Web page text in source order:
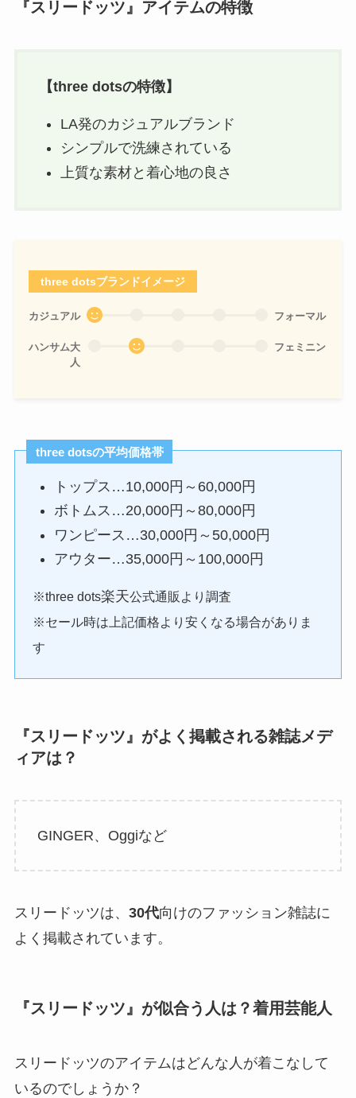
『スリードッツ』アイテムの特徴
【three dotsの特徴】
LA発のカジュアルブランド
シンプルで洗練されている
上質な素材と着心地の良さ
three dotsブランドイメージ
カジュアル フォーマル
ハンサム大
人
フェミニン
three dotsの平均価格帯
トップス…10,000円～60,000円
ボトムス…20,000円～80,000円
ワンピース…30,000円～50,000円
アウター…35,000円～100,000円
※three dots楽天公式通販より調査
※セール時は上記価格より安くなる場合がありま
す
『スリードッツ』がよく掲載される雑誌メデ
ィアは？
GINGER、Oggiなど
スリードッツは、 30代向けのファッション雑誌に
よく掲載されています。
『スリードッツ』が似合う人は？着用芸能人
スリードッツのアイテムはどんな人が着こなして
いるのでしょうか？